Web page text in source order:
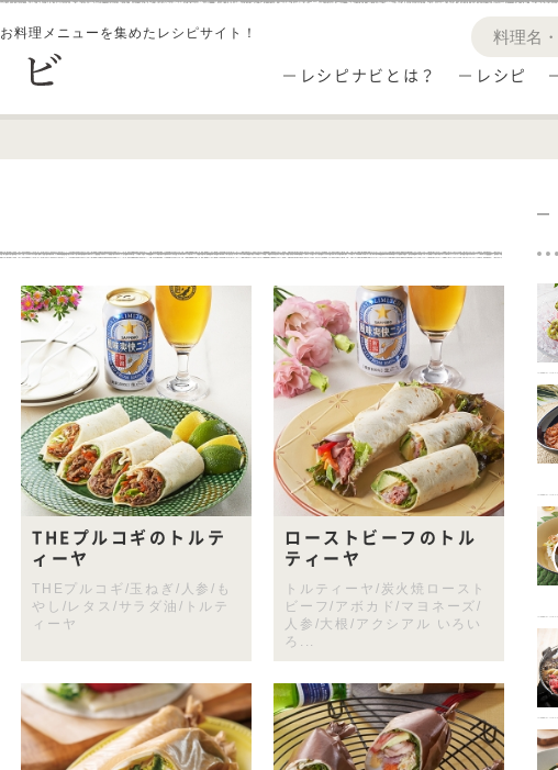
お料理メニューを集めたレシピサイト！
レシピナビとは？ レシピ
THEプルコギのトルテ
ィーヤ
THEプルコギ/玉ねぎ/人参/も
やし/レタス/サラダ油/トルテ
ィーヤ
ローストビーフのトル
ティーヤ
トルティーヤ/炭火焼ロースト
ビーフ/アボカド/マヨネーズ/
人参/大根/アクシアル いろい
ろ...